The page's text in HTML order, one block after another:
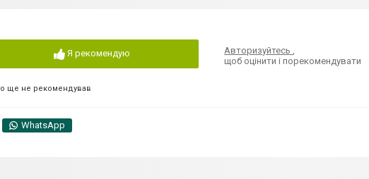
Я рекомендую
ще не рекомендував
Авторизуйтесь,
щоб оцінити і порекомендувати
WhatsApp